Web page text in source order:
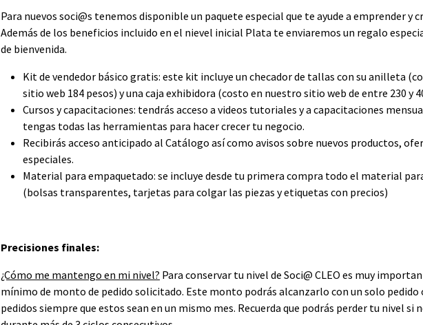
Para nuevos soci@s tenemos disponible un paquete especial que te ayude a emprender y
Además de los beneficios incluido en el nievel inicial Plata te enviaremos un regalo
de bienvenida.
Kit de vendedor básico gratis: este kit incluye un checador de tallas con su anilleta
sitio web 184 pesos) y una caja exhibidora (costo en nuestro sitio web de entre 230 y
Cursos y capacitaciones: tendrás acceso a videos tutoriales y a capacitaciones
tengas todas las herramientas para hacer crecer tu negocio.
Recibirás acceso anticipado al Catálogo así como avisos sobre nuevos productos,
especiales.
Material para empaquetado: se incluye desde tu primera compra todo el material
(bolsas transparentes, tarjetas para colgar las piezas y etiquetas con precios)
Precisiones finales:
¿Cómo me mantengo en mi nivel? Para conservar tu nivel de Soci@ CLEO es muy
mínimo de monto de pedido solicitado. Este monto podrás alcanzarlo con un solo pedido
pedidos siempre que estos sean en un mismo mes. Recuerda que podrás perder tu nivel si